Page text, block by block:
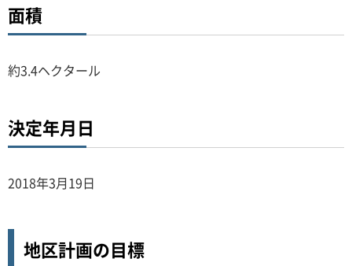
面積
約3.4ヘクタール
決定年月日
2018年3月19日
地区計画の目標